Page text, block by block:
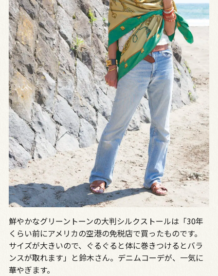
鮮やかなグリーントーンの大判シルクストールは「30年
くらい前にアメリカの空港の免税店で買ったものです。
サイズが大きいので、ぐるぐると体に巻きつけるとバラ
ンスが取れます」と鈴木さん。デニムコーデが、一気に
華やぎます。